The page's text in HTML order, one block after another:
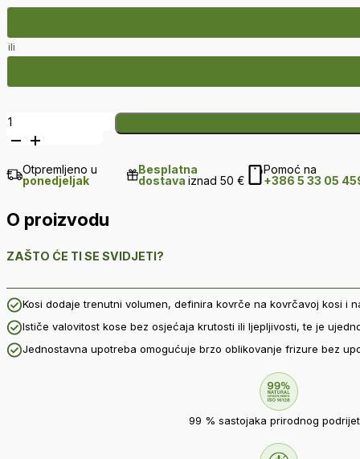
ili
Beach
Waves
za
njegu
oblikovanje
količina
Otpremljeno u
ponedjeljak
Besplatna
dostavaiznad 50 €
Pomoć na
+386 5 33 05
O proizvodu
ZAŠTO ĆE TI SE SVIDJETI?
Kosi dodaje trenutni volumen, definira kovrče na kovrčavoj kosi i
Ističe valovitost kose bez osjećaja krutosti ili ljepljivosti, te je
Jednostavna upotreba omogućuje brzo oblikovanje frizure bez
99 % sastojaka prirodnog